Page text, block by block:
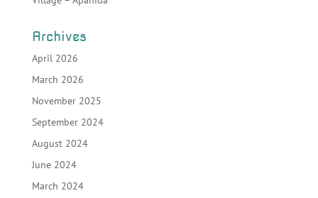
Archives
April 2026
March 2026
November 2025
September 2024
August 2024
June 2024
March 2024